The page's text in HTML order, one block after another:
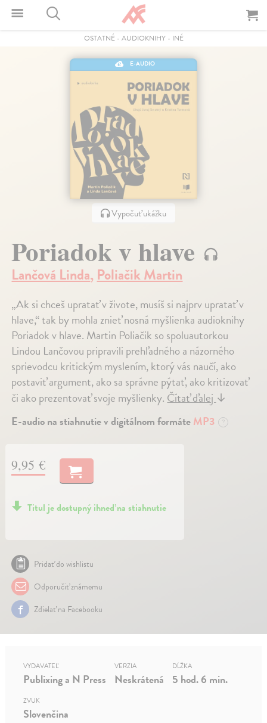
OSTATNÉ- AUDIOKNIHY- INÉ
E-AUDIO
Vypočuť ukážku
Poriadok v hlave
Lančová Linda, Poliačik Martin
„Ak si chceš upratať v živote, musíš si najprv upratať v
hlave,“ tak by mohla znieť nosná myšlienka audioknihy
Poriadok v hlave. Martin Poliačik so spoluautorkou
Lindou Lančovou pripravili prehľadného a názorného
sprievodcu kritickým myslením, ktorý vás naučí, ako
postaviť argument, ako sa správne pýtať, ako kritizovať
či ako prezentovať svoje myšlienky.Čítať ďalej↓
E-audio na stiahnutie v digitálnom formáteMP3 ?
9,95 €
Titul je dostupný ihneď na stiahnutie
Pridať do wishlistu
Odporučiť známemu
Zdielať na Facebooku
VYDAVATEĽ
Publixing a N Press
VERZIA
Neskrátená
DĹŽKA
5 hod. 6 min.
ZVUK
Slovenčina